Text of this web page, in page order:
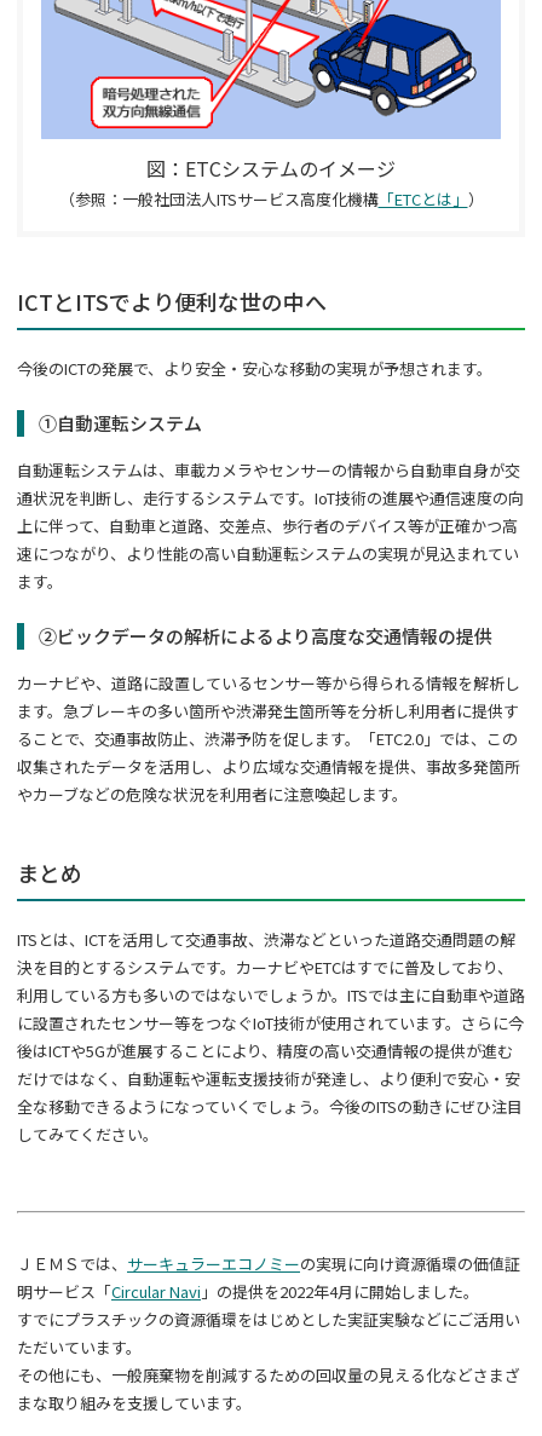
図： ETCシステムのイメージ
（参照： 一般社団法人ITSサービス高度化機構「ETCとは」 ）
ICTとITSでより便利な世の中へ
今後のICTの発展で、より安全・安心な移動の実現が予想されます。
①自動運転システム
自動運転システムは、車載カメラやセンサーの情報から自動車自身が交
通状況を判断し、走行するシステムです。 IoT技術の進展や通信速度の向
上に伴って、自動車と道路、交差点、歩行者のデバイス等が正確かつ高
速につながり、より性能の高い自動運転システムの実現が見込まれてい
ます。
②ビックデータの解析によるより高度な交通情報の提供
カーナビや、道路に設置しているセンサー等から得られる情報を解析し
ます。急ブレーキの多い箇所や渋滞発生箇所等を分析し利用者に提供す
ることで、交通事故防止、渋滞予防を促します。「ETC2.0 」では、この
収集されたデータを活用し、より広域な交通情報を提供、事故多発箇所
やカーブなどの危険な状況を利用者に注意喚起します。
まとめ
ITSとは、 ICTを活用して交通事故、渋滞などといった道路交通問題の解
決を目的とするシステムです。カーナビやETCはすでに普及しており、
利用している方も多いのではないでしょうか。 ITSでは主に自動車や道路
に設置されたセンサー等をつなぐIoT技術が使用されています。さらに今
後はICTや5Gが進展することにより、精度の高い交通情報の提供が進む
だけではなく、自動運転や運転支援技術が発達し、より便利で安心・安
全な移動できるようになっていくでしょう。今後のITSの動きにぜひ注目
してみてください。
ＪＥＭＳでは、 サーキュラーエコノミーの実現に向け資源循環の価値証
明サービス「Circular Navi 」の提供を2022年4月に開始しました。
すでにプラスチックの資源循環をはじめとした実証実験などにご活用い
ただいています。
その他にも、一般廃棄物を削減するための回収量の見える化などさまざ
まな取り組みを支援しています。